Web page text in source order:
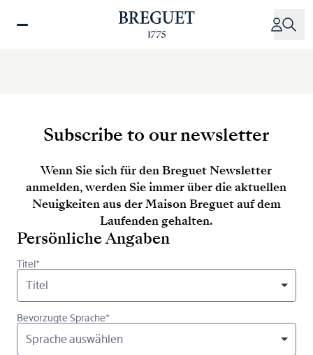
zum
Subscribe to our newsletter
Wenn Sie sich für den Breguet Newsletter
anmelden, werden Sie immer über die aktuellen
Neuigkeiten aus der Maison Breguet auf dem
Laufenden gehalten.
Persönliche Angaben
Titel*
Titel
Bevorzugte Sprache*
Sprache auswählen